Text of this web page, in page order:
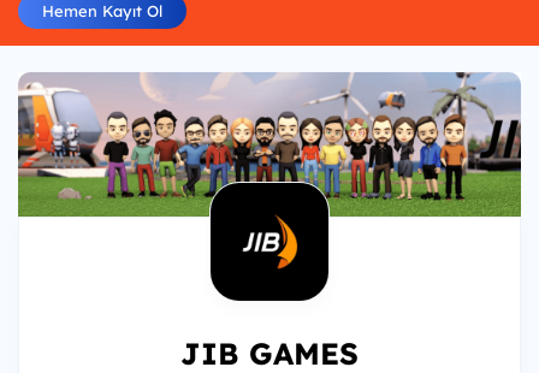
Hemen Kayıt Ol
JIB GAMES